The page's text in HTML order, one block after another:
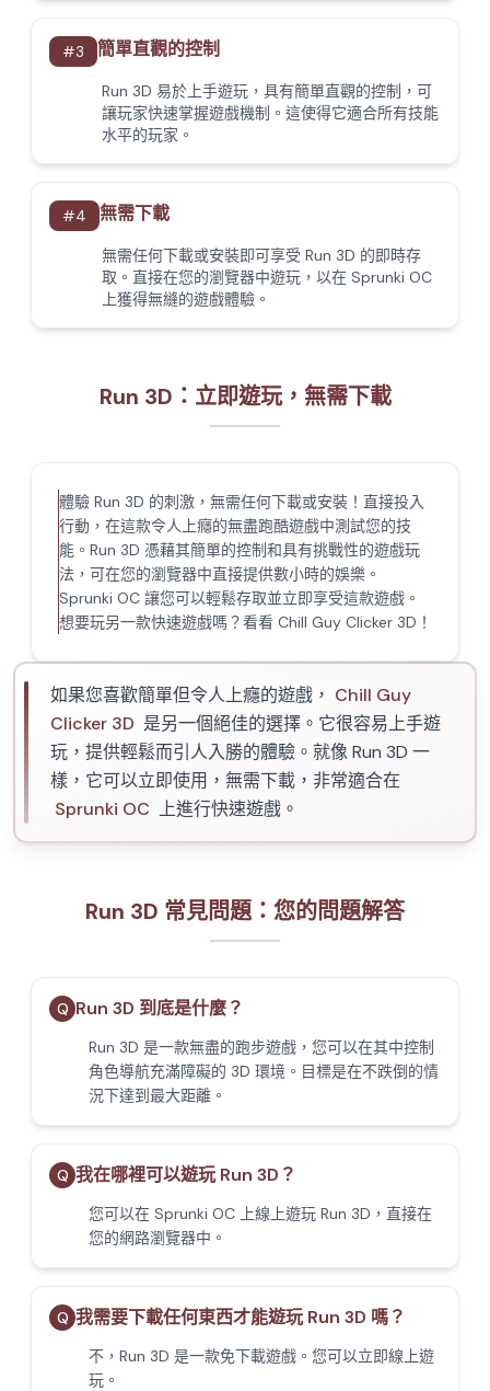
#3 簡單直觀的控制
Run 3D 易於上手遊玩，具有簡單直觀的控制，可
讓玩家快速掌握遊戲機制。這使得它適合所有技能
水平的玩家。
#4 無需下載
無需任何下載或安裝即可享受 Run 3D 的即時存
取。直接在您的瀏覽器中遊玩，以在 Sprunki OC
上獲得無縫的遊戲體驗。
Run 3D：立即遊玩，無需下載
體驗 Run 3D 的刺激，無需任何下載或安裝！直接投入
行動，在這款令人上癮的無盡跑酷遊戲中測試您的技
能。Run 3D 憑藉其簡單的控制和具有挑戰性的遊戲玩
法，可在您的瀏覽器中直接提供數小時的娛樂。
Sprunki OC 讓您可以輕鬆存取並立即享受這款遊戲。
想要玩另一款快速遊戲嗎？看看 Chill Guy Clicker 3D！
如果您喜歡簡單但令人上癮的遊戲， Chill Guy
Clicker 3D 是另一個絕佳的選擇。它很容易上手遊
玩，提供輕鬆而引人入勝的體驗。就像 Run 3D 一
樣，它可以立即使用，無需下載，非常適合在
Sprunki OC 上進行快速遊戲。
Run 3D 常見問題：您的問題解答
Q Run 3D 到底是什麼？
Run 3D 是一款無盡的跑步遊戲，您可以在其中控制
角色導航充滿障礙的 3D 環境。目標是在不跌倒的情
況下達到最大距離。
Q 我在哪裡可以遊玩 Run 3D？
您可以在 Sprunki OC 上線上遊玩 Run 3D，直接在
您的網路瀏覽器中。
Q 我需要下載任何東西才能遊玩 Run 3D 嗎？
不，Run 3D 是一款免下載遊戲。您可以立即線上遊
玩。